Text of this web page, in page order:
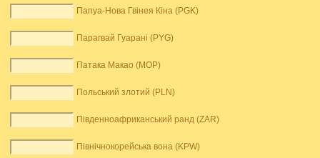
Папуа-Нова Гвінея Кіна (PGK)
Парагвай Гуарані (PYG)
Патака Макао (MOP)
Польський злотий (PLN)
Південноафриканський ранд (ZAR)
Північнокорейська вона (KPW)